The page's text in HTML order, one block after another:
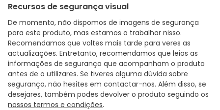
Recursos de segurança visual
De momento, não dispomos de imagens de segurança
para este produto, mas estamos a trabalhar nisso.
Recomendamos que voltes mais tarde para veres as
actualizações. Entretanto, recomendamos que leias as
informações de segurança que acompanham o produto
antes de o utilizares. Se tiveres alguma dúvida sobre
segurança, não hesites em contactar-nos. Além disso, se
desejares, também podes devolver o produto seguindo os
nossos termos e condições.